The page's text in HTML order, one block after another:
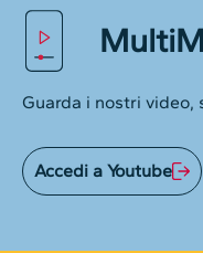
Guarda i nostri video,
Accedi a Youtube